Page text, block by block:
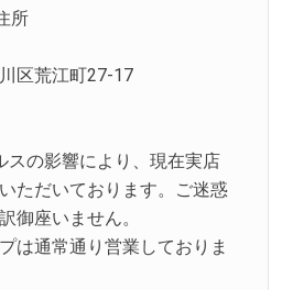
所
区荒江町27-17
スの影響により、現在実店
ただいております。ご迷惑
御座いません。
は通常通り営業しておりま